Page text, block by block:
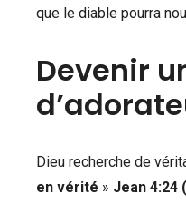
que le diable pourra
Devenir
Dieu recherche de
en vérité » Jean 4:24